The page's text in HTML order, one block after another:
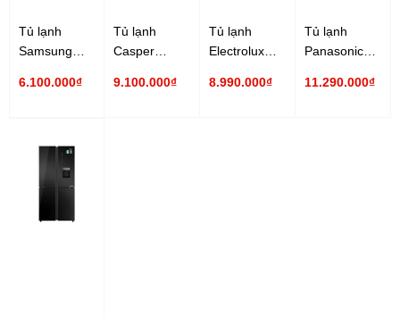
Tủ lạnh
Samsung
lít
6.100.000₫
Tủ lạnh
Casper
lít RM-430PB
9.100.000₫
Tủ lạnh
Electrolux
lít
8.990.000₫
Tủ lạnh
Panasonic
lít NR-
11.290.000₫